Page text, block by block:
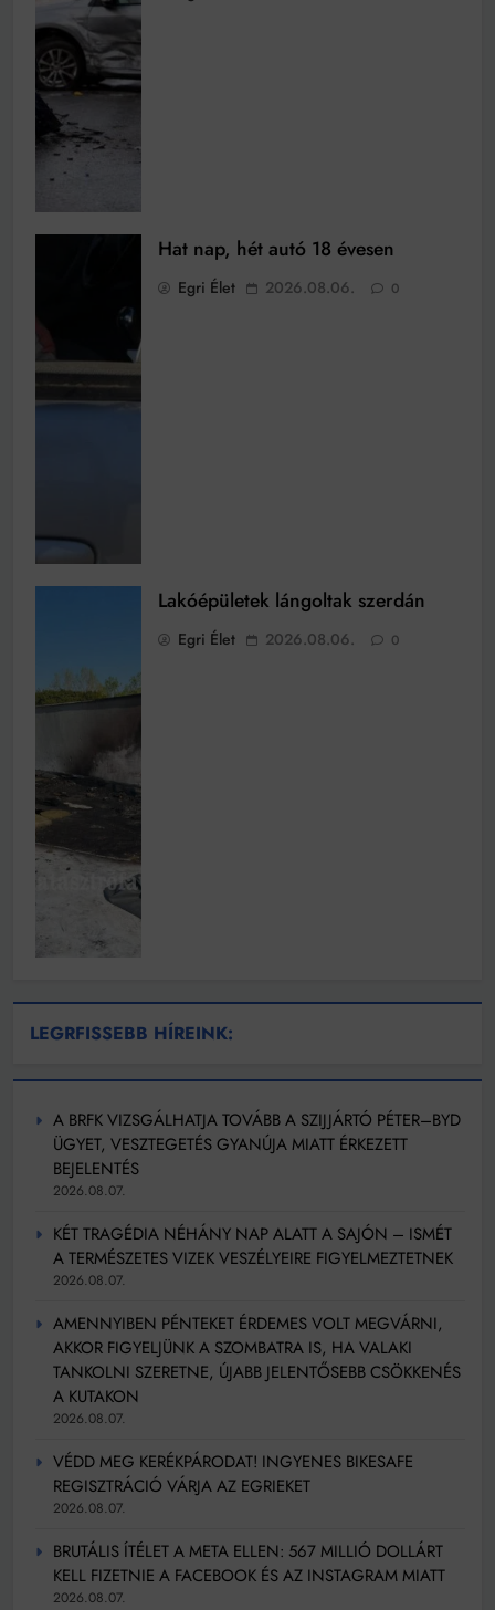
Hat nap, hét autó 18 évesen
Egri Élet 2026.08.06. 0
Lakóépületek lángoltak szerdán
Egri Élet 2026.08.06. 0
LEGRFISSEBB HÍREINK:
A BRFK VIZSGÁLHATJA TOVÁBB A SZIJJÁRTÓ PÉTER–BYD
ÜGYET, VESZTEGETÉS GYANÚJA MIATT ÉRKEZETT
BEJELENTÉS
2026.08.07.
KÉT TRAGÉDIA NÉHÁNY NAP ALATT A SAJÓN – ISMÉT
A TERMÉSZETES VIZEK VESZÉLYEIRE FIGYELMEZTETNEK
2026.08.07.
AMENNYIBEN PÉNTEKET ÉRDEMES VOLT MEGVÁRNI,
AKKOR FIGYELJÜNK A SZOMBATRA IS, HA VALAKI
TANKOLNI SZERETNE, ÚJABB JELENTŐSEBB CSÖKKENÉS
A KUTAKON
2026.08.07.
VÉDD MEG KERÉKPÁRODAT! INGYENES BIKESAFE
REGISZTRÁCIÓ VÁRJA AZ EGRIEKET
2026.08.07.
BRUTÁLIS ÍTÉLET A META ELLEN: 567 MILLIÓ DOLLÁRT
KELL FIZETNIE A FACEBOOK ÉS AZ INSTAGRAM MIATT
2026.08.07.